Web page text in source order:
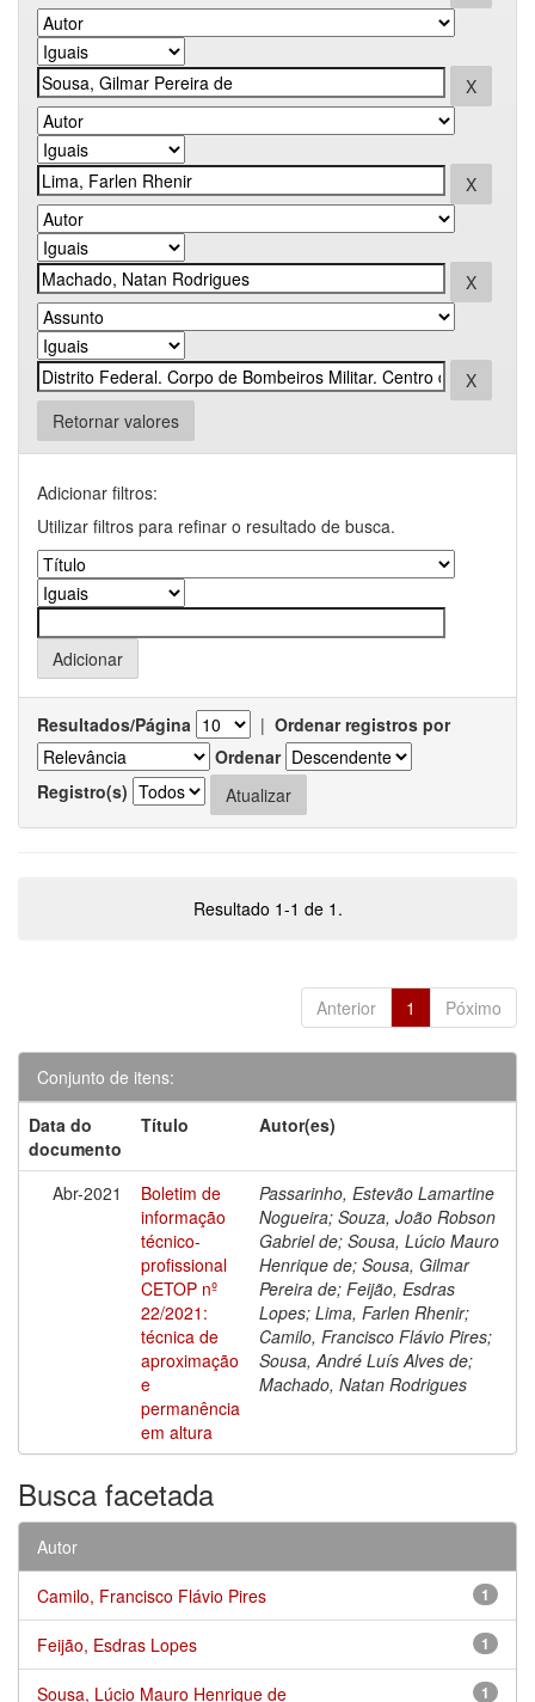
Retornar valores
Adicionar filtros:
Utilizar filtros para refinar o resultado de busca.
Resultados/Página | Ordenar registros por
Ordenar
Registro(s)
Resultado 1-1 de 1.
Anterior 1 Póximo
Conjunto de itens:
Data do
documento
Título Autor(es)
Abr-2021
Boletim de
informação
técnico-
profissional
CETOP nº
22/2021:
técnica de
aproximação
e
permanência
em altura
Passarinho, Estevão Lamartine
Nogueira; Souza, João Robson
Gabriel de; Sousa, Lúcio Mauro
Henrique de; Sousa, Gilmar
Pereira de; Feijão, Esdras
Lopes; Lima, Farlen Rhenir;
Camilo, Francisco Flávio Pires;
Sousa, André Luís Alves de;
Machado, Natan Rodrigues
Busca facetada
Autor
1
Camilo, Francisco Flávio Pires
1
Feijão, Esdras Lopes
1
Sousa, Lúcio Mauro Henrique de